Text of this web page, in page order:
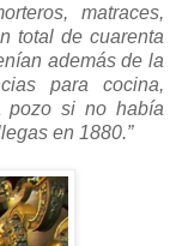
matraces,
total de cuarenta
además de la
para cocina,
pozo si no había
en 1880.”